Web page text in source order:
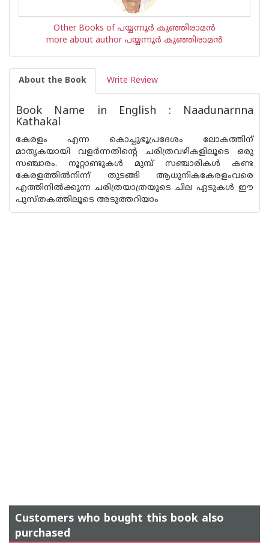
Other Books of പയ്യന്നൂര്‍ കുഞ്ഞിരാമന്‍
more about author പയ്യന്നൂര്‍ കുഞ്ഞിരാമന്‍
About the Book Write Review
Book Name in English : Naadunarnna
Kathakal
കേരളം എന്ന കൊച്ചുഭൂപ്രദേശം ലോകത്തിന്
മാതൃകയായി വളർന്നതിന്റെ ചരിത്രവഴികളിലൂടെ ഒരു
സഞ്ചാരം. നൂറ്റാണ്ടുകൾ മുമ്പ് സഞ്ചാരികൾ കണ്ട
കേരളത്തിൽനിന്ന് തുടങ്ങി ആധുനികകേരളംവരെ
എത്തിനിൽക്കുന്ന ചരിത്രയാത്രയുടെ ചില ഏടുകൾ ഈ
പുസ്തകത്തിലൂടെ അടുത്തറിയാം
Customers who bought this book also
purchased